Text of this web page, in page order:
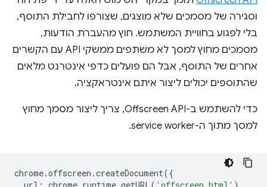
וסגירה של מסמכים שלא מוצגים, שצורפו לחבילת התוסף,
בלי לפגוע בחוויית המשתמש. חוץ מהעברת הודעות,
מסמכים מחוץ למסך לא משתפים ממשקי API עם הקשרים
אחרים של התוסף, אבל הם פועלים כדפי אינטרנט מלאים
שהתוספים יכולים ליצור איתם אינטראקציה.
כדי להשתמש ב-Offscreen API, צריך ליצור מסמך מחוץ
למסך מתוך ה-service worker.
chrome.offscreen .createDocument({